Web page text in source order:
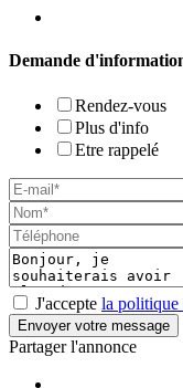
Demande
Rendez-vous
Plus d'info
Etre rappelé
J'accepte la politique
Envoyer votre message
Partager l'annonce